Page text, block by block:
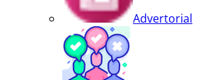
Advertorial